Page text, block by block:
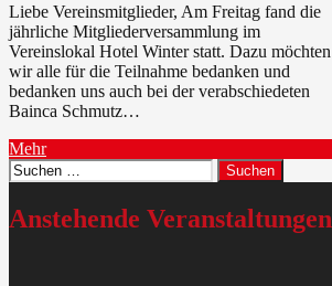
Liebe Vereinsmitglieder, Am Freitag fand die
jährliche Mitgliederversammlung im
Vereinslokal Hotel Winter statt. Dazu möchten
wir alle für die Teilnahme bedanken und
bedanken uns auch bei der verabschiedeten
Bainca Schmutz…
Mehr
Suchen
nach:
Anstehende Veranstaltungen